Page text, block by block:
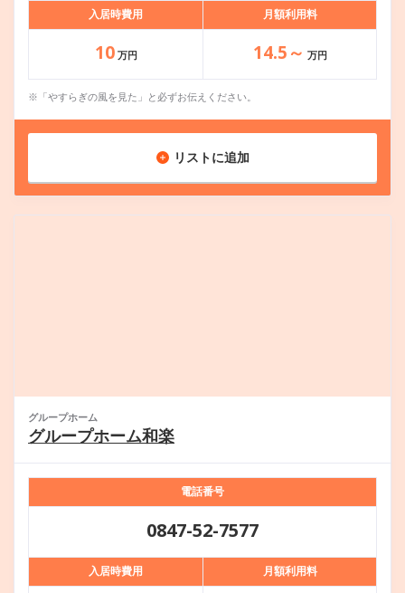
入居時費用 月額利用料
10 万円 14.5～ 万円
※「やすらぎの風を見た」と必ずお伝えください。
リストに追加
グループホーム
グループホーム和楽
電話番号
0847-52-7577
入居時費用 月額利用料